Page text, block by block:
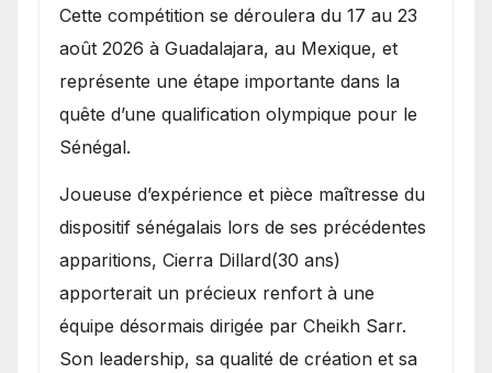
Cette compétition se déroulera du 17 au 23
août 2026 à Guadalajara, au Mexique, et
représente une étape importante dans la
quête d’une qualification olympique pour le
Sénégal.
Joueuse d’expérience et pièce maîtresse du
dispositif sénégalais lors de ses précédentes
apparitions, Cierra Dillard(30 ans)
apporterait un précieux renfort à une
équipe désormais dirigée par Cheikh Sarr.
Son leadership, sa qualité de création et sa